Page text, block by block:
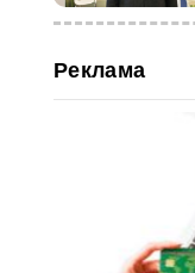
Реклама